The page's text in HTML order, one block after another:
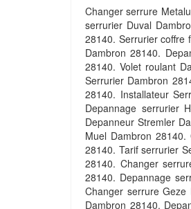
Changer serrure
serrurier Duval
28140. Serrurier coffre
Dambron 28140.
28140. Volet roulant
Serrurier Dambron
28140. Installateur
Depannage serrurier
Depanneur Stremler
Muel Dambron
28140. Tarif serrurier
28140. Changer
28140. Depannage
Changer serrure
Dambron 28140.